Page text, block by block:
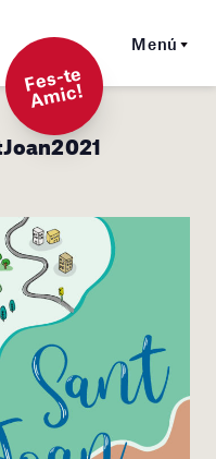
Menú
F
es-t
e
A
mi
c!